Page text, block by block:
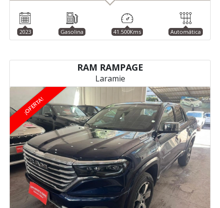
2023 Gasolina 41.500Kms Automática
RAM RAMPAGE
Laramie
¡OFERTA!